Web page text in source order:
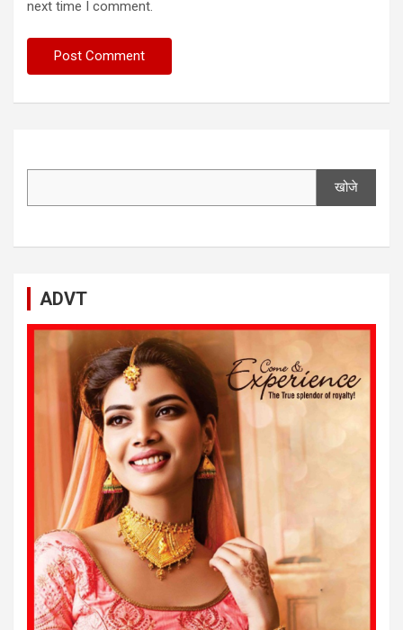
next time I comment.
खोजे
ADVT